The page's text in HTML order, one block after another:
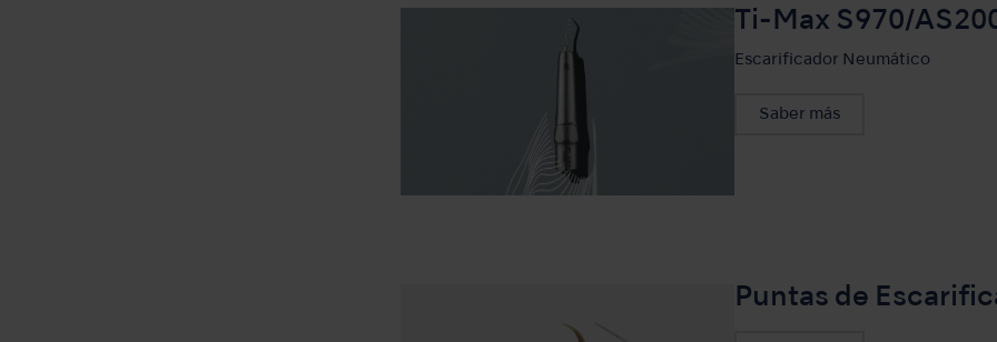
Ti-Max S970/
Escarificador Neumático
Saber más
Puntas de